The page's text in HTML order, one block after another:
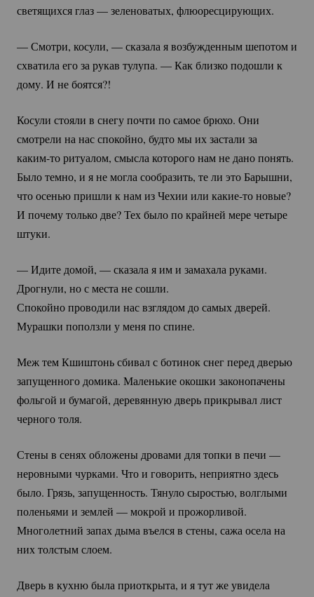
светящихся глаз — зеленоватых, флюоресцирующих.
— Смотри, косули, — сказала я возбужденным шепотом и
схватила его за рукав тулупа. — Как близко подошли к
дому. И не боятся?!
Косули стояли в снегу почти по самое брюхо. Они
смотрели на нас спокойно, будто мы их застали за
каким-торитуалом, смысла которого нам не дано понять.
Было темно, и я не могла сообразить, те ли это Барышни,
что осенью пришли к нам из Чехии или какие-тоновые?
И почему только две? Тех было по крайней мере четыре
штуки.
— Идите домой, — сказала я им и замахала руками.
Дрогнули, но с места не сошли.
Спокойно проводили нас взглядом до самых дверей.
Мурашки поползли у меня по спине.
Меж тем Кшиштонь сбивал с ботинок снег перед дверью
запущенного домика. Маленькие окошки законопачены
фольгой и бумагой, деревянную дверь прикрывал лист
черного толя.
Стены в сенях обложены дровами для топки в печи —
неровными чурками. Что и говорить, неприятно здесь
было. Грязь, запущенность. Тянуло сыростью, волглыми
поленьями и землей — мокрой и прожорливой.
Многолетний запах дыма въелся в стены, сажа осела на
них толстым слоем.
Дверь в кухню была приоткрыта, и я тут же увидела